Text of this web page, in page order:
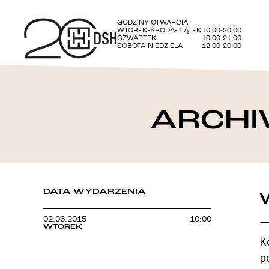
GODZINY OTWARCIA:
WTOREK-ŚRODA-PIĄTEK10:00-20:00
CZWARTEK
10:00-21:00
SOBOTA-NIEDZIELA
12:00-20:00
DATA WYDARZENIA
02.06.2015
WTOREK
10:00